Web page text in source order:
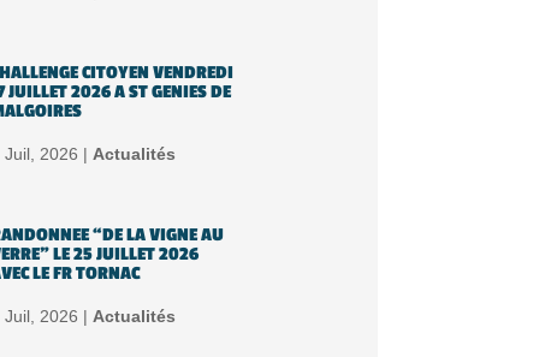
CITOYEN VENDREDI
JUILLET 2026 A ST GENIES DE
Juil, 2026 | Actualités
“DE LA VIGNE AU
LE 25 JUILLET 2026
LE FR TORNAC
Juil, 2026 | Actualités